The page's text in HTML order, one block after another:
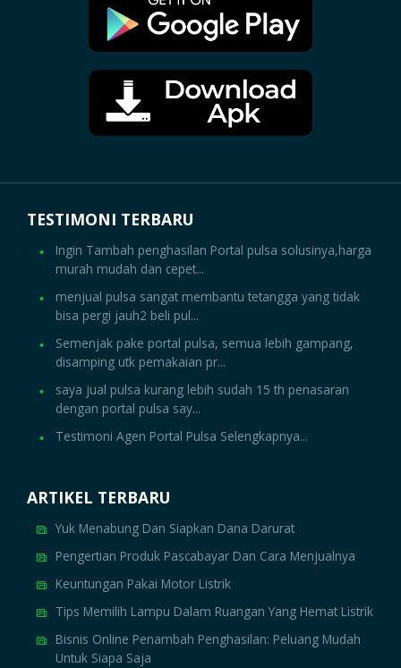
TESTIMONI TERBARU
Ingin Tambah penghasilan Portal pulsa solusinya,harga
murah mudah dan cepet...
menjual pulsa sangat membantu tetangga yang tidak
bisa pergi jauh2 beli pul...
Semenjak pake portal pulsa, semua lebih gampang,
disamping utk pemakaian pr...
saya jual pulsa kurang lebih sudah 15 th penasaran
dengan portal pulsa say...
Testimoni Agen Portal Pulsa Selengkapnya...
ARTIKEL TERBARU
Yuk Menabung Dan Siapkan Dana Darurat
Pengertian Produk Pascabayar Dan Cara Menjualnya
Keuntungan Pakai Motor Listrik
Tips Memilih Lampu Dalam Ruangan Yang Hemat Listrik
Bisnis Online Penambah Penghasilan: Peluang Mudah
Untuk Siapa Saja